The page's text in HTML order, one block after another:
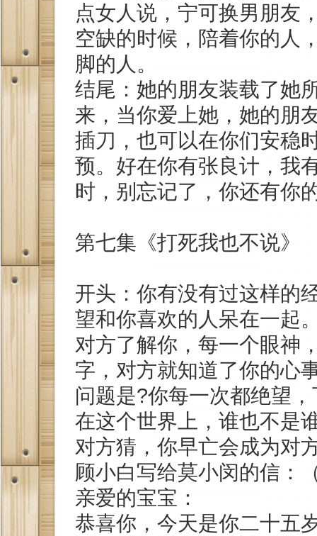
点女人说，宁可换男朋友
空缺的时候，陪着你的人
脚的人。
结尾：她的朋友装载了她
来，当你爱上她，她的朋
插刀，也可以在你们安稳
预。好在你有张良计，我
时，别忘记了，你还有你
第七集《打死我也不说》
开头：你有没有过这样的
望和你喜欢的人呆在一起
对方了解你，每一个眼神
字，对方就知道了你的心
问题是?你每一次都绝望
在这个世界上，谁也不是
对方猜，你早亡会成为对
顾小白写给莫小闵的信：
亲爱的宝宝：
恭喜你，今天是你二十五